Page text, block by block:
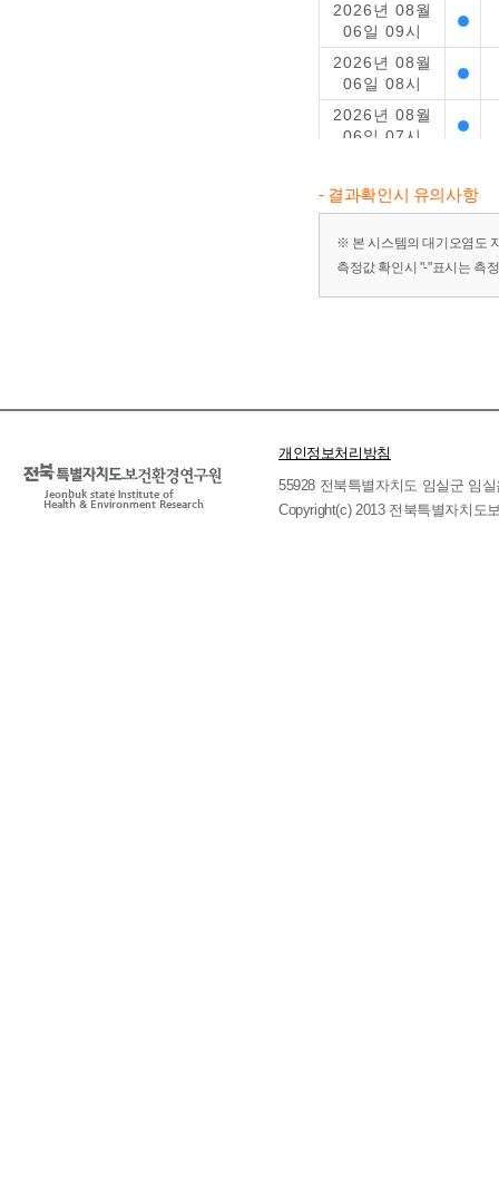
2026년 08월
06일 09시
2026년 08월
06일 08시
2026년 08월
06일 07시
06일 06시
2026년 08월
06일 05시
2026년 08월
06일 04시
06일 01시
2026년 08월
05일 24시
- 결과확인시 유의사항
※ 본 시스템의 대기오염도
측정값 확인시 "-"표시는 측
개인정보처리방침
55928 전북특별자치도 임실군 임
Copyright(c) 2013 전북특별자치도